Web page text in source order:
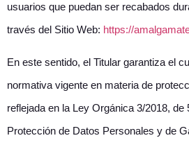
usuarios que puedan ser recabados
través del Sitio Web: https://
En este sentido, el Titular garantiza el
normativa vigente en materia de
reflejada en la Ley Orgánica 3/2018, de
Protección de Datos Personales y de